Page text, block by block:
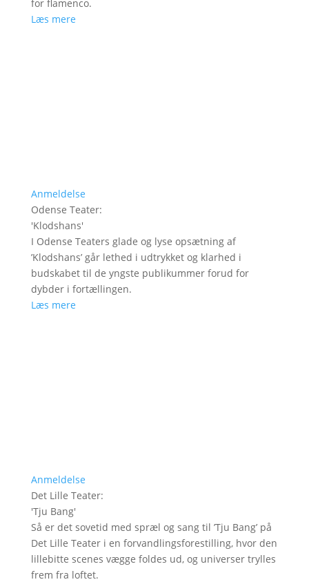
for flamenco.
Læs mere
Anmeldelse
Odense Teater:
'Klodshans'
I Odense Teaters glade og lyse opsætning af
’Klodshans’ går lethed i udtrykket og klarhed i
budskabet til de yngste publikummer forud for
dybder i fortællingen.
Læs mere
Anmeldelse
Det Lille Teater:
'Tju Bang'
Så er det sovetid med spræl og sang til ’Tju Bang’ på
Det Lille Teater i en forvandlingsforestilling, hvor den
lillebitte scenes vægge foldes ud, og universer trylles
frem fra loftet.